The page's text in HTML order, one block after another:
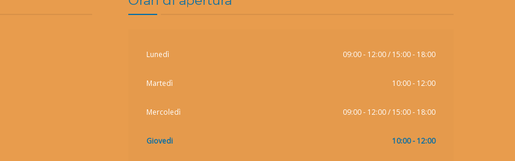
Lunedì 09:00 - 12:00 / 15:00 - 18:00
Martedì 10:00 - 12:00
Mercoledì 09:00 - 12:00 / 15:00 - 18:00
Giovedi 10:00 - 12:00